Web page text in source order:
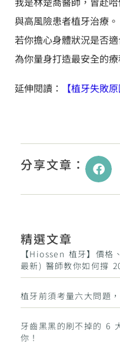
與高風險患者植牙治療。
若你擔心身體狀況是否
為你量身打造最安全的療
延伸閱讀： 【植牙失敗
分享文章：
精選文章
【Hiossen 植牙】價格
最新) 醫師教你如何撐
植牙前須考量六大問題
牙齒黑黑的刷不掉的 6
你！